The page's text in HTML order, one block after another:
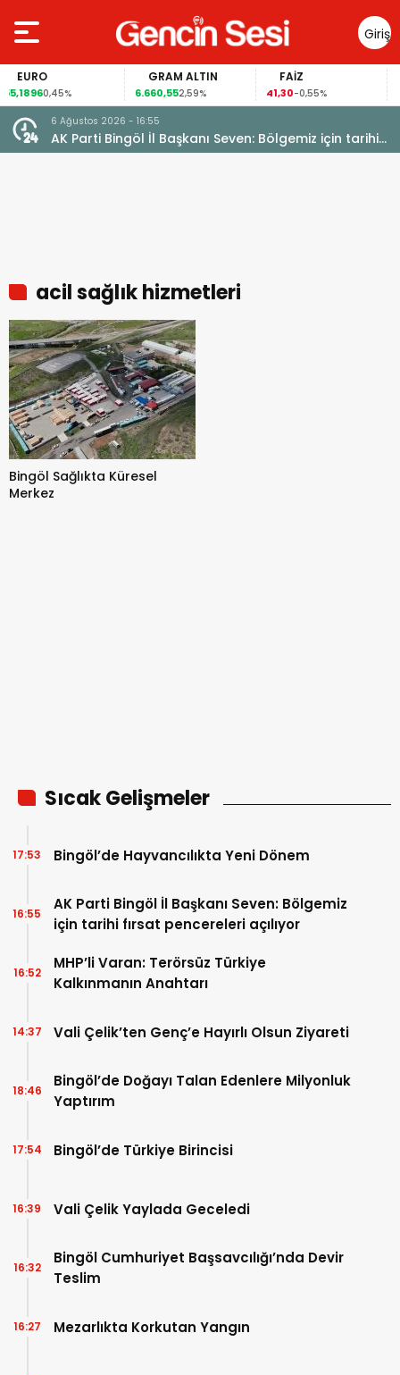
Giriş
Yap
0,45%
GRAM ALTIN
6.660,552,59%
FAİZ
41,30-0,55%
6 Ağustos 2026 - 16:55
AK Parti Bingöl İl Başkanı Seven: Bölgemiz için tarihi
fırsat pencereleri açılıyor
acil sağlık hizmetleri
Bingöl Sağlıkta Küresel
Merkez
Sıcak Gelişmeler
Bingöl’de Hayvancılıkta Yeni Dönem
17:53
AK Parti Bingöl İl Başkanı Seven: Bölgemiz
için tarihi fırsat pencereleri açılıyor
16:55
MHP’li Varan: Terörsüz Türkiye
Kalkınmanın Anahtarı
16:52
Vali Çelik’ten Genç’e Hayırlı Olsun Ziyareti
14:37
Bingöl’de Doğayı Talan Edenlere Milyonluk
Yaptırım
18:46
Bingöl’de Türkiye Birincisi
17:54
Vali Çelik Yaylada Geceledi
16:39
Bingöl Cumhuriyet Başsavcılığı’nda Devir
Teslim
16:32
Mezarlıkta Korkutan Yangın
16:27